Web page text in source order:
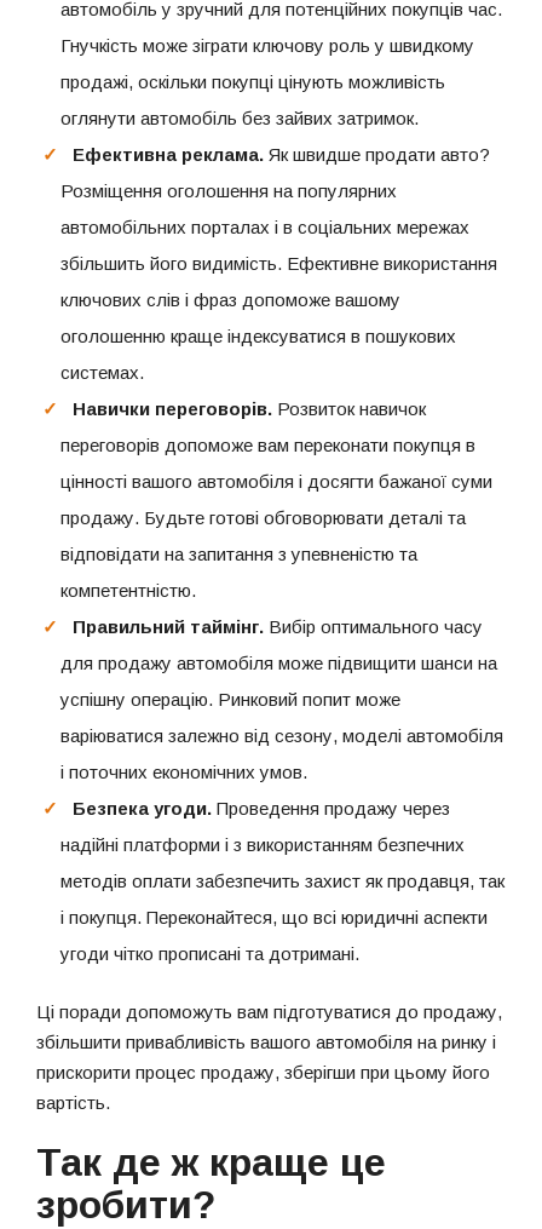
автомобіль у зручний для потенційних покупців час.
Гнучкість може зіграти ключову роль у швидкому
продажі, оскільки покупці цінують можливість
оглянути автомобіль без зайвих затримок.
Ефективна реклама. Як швидше продати авто?
Розміщення оголошення на популярних
автомобільних порталах і в соціальних мережах
збільшить його видимість. Ефективне використання
ключових слів і фраз допоможе вашому
оголошенню краще індексуватися в пошукових
системах.
Навички переговорів. Розвиток навичок
переговорів допоможе вам переконати покупця в
цінності вашого автомобіля і досягти бажаної суми
продажу. Будьте готові обговорювати деталі та
відповідати на запитання з упевненістю та
компетентністю.
Правильний таймінг. Вибір оптимального часу
для продажу автомобіля може підвищити шанси на
успішну операцію. Ринковий попит може
варіюватися залежно від сезону, моделі автомобіля
і поточних економічних умов.
Безпека угоди. Проведення продажу через
надійні платформи і з використанням безпечних
методів оплати забезпечить захист як продавця, так
і покупця. Переконайтеся, що всі юридичні аспекти
угоди чітко прописані та дотримані.
Ці поради допоможуть вам підготуватися до продажу,
збільшити привабливість вашого автомобіля на ринку і
прискорити процес продажу, зберігши при цьому його
вартість.
Так де ж краще це
зробити?